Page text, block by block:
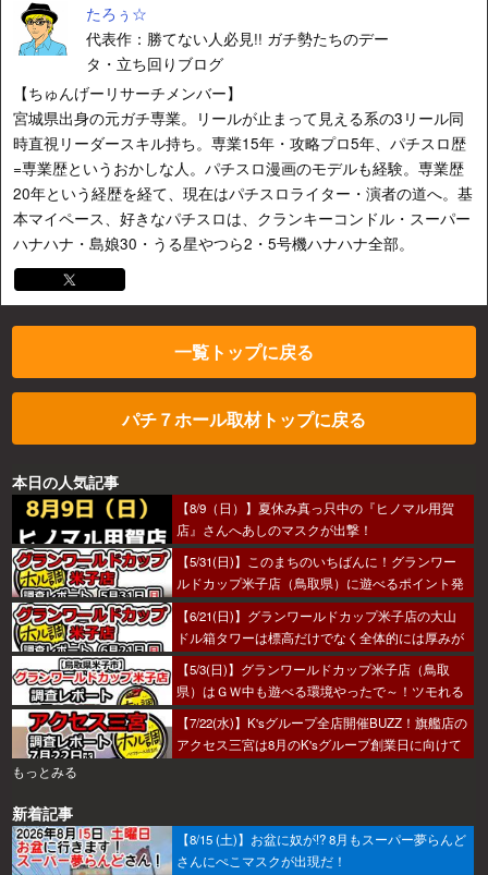
たろぅ☆
代表作：勝てない人必見!! ガチ勢たちのデー
タ・立ち回りブログ
【ちゅんげーリサーチメンバー】
宮城県出身の元ガチ専業。リールが止まって見える系の3リール同
時直視リーダースキル持ち。専業15年・攻略プロ5年、パチスロ歴
=専業歴というおかしな人。パチスロ漫画のモデルも経験。専業歴
20年という経歴を経て、現在はパチスロライター・演者の道へ。基
本マイペース、好きなパチスロは、クランキーコンドル・スーパー
ハナハナ・島娘30・うる星やつら2・5号機ハナハナ全部。
一覧トップに戻る
パチ７ホール取材トップに戻る
本日の人気記事
【8/9（日）】夏休み真っ只中の『ヒノマル用賀
店』さんへあしのマスクが出撃！
【5/31(日)】このまちのいちばんに！グランワー
ルドカップ米子店（鳥取県）に遊べるポイント発
見！？
【6/21(日)】グランワールドカップ米子店の大山
ドル箱タワーは標高だけでなく全体的には厚みが
あった～！
【5/3(日)】グランワールドカップ米子店（鳥取
県）はＧＷ中も遊べる環境やったで～！ツモれる
人が羨まし…あ、なんでもないっす。
【7/22(水)】K'sグループ全店開催BUZZ！旗艦店の
アクセス三宮は8月のK'sグループ創業日に向けて
もっとみる
新着記事
【8/15 (土)】お盆に奴が!? 8月もスーパー夢らんど
さんにぺこマスクが出現だ！